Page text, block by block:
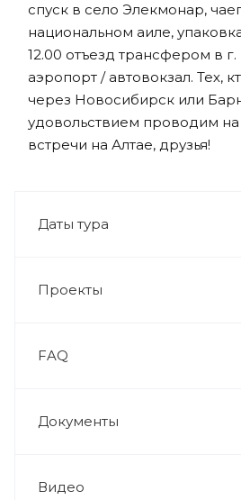
спуск в село Элекмонар,
национальном аиле,
12.00 отъезд трансфером в
аэропорт / автовокзал. Тех,
через Новосибирск или
удовольствием проводим на
встречи на Алтае, друзья!
Даты тура
Проекты
FAQ
Документы
Видео